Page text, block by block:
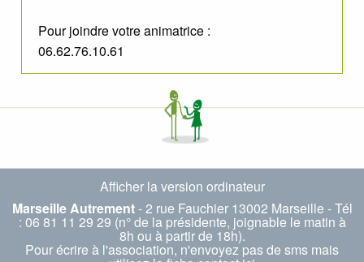
Pour joindre votre animatrice :
06.62.76.10.61
Afficher la version ordinateur
Marseille Autrement- 2 rue Fauchier 13002 Marseille - Tél
: 06 81 11 29 29 (n° de la présidente, joignable le matin à
8h ou à partir de 18h).
Pour écrire à l'association, n'envoyez pas de sms mais